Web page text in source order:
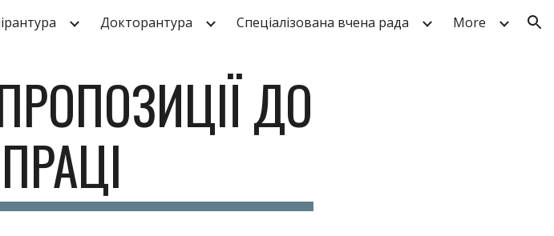
Skip to navigation
Докторантура Спеціалізована вчена рада More
ДО